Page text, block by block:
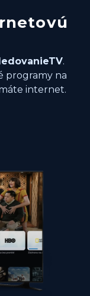
rnetovú
.
programy na
internet.